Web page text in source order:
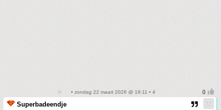
• zondag 22 maart 2026 @ 19:11 • 4
Superbadeendje